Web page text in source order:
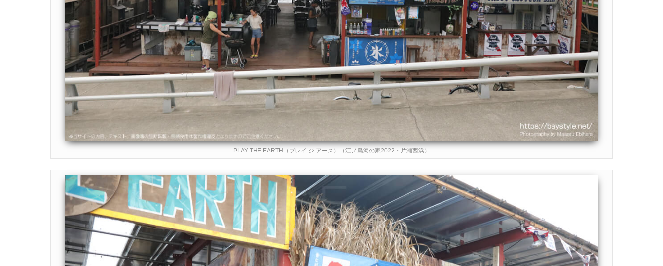
PLAY THE EARTH（プレイ ジ アース）（江ノ島海の家2022・片瀬西浜）